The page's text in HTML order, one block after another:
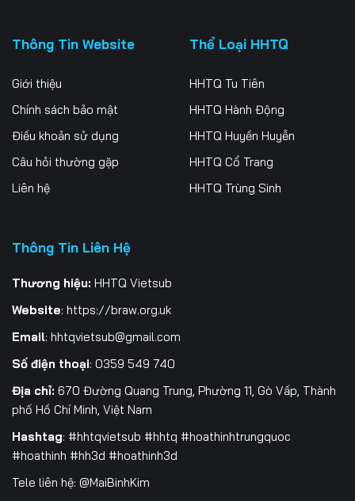
Thông Tin Website
Giới thiệu
Chính sách bảo mật
Điều khoản sử dụng
Câu hỏi thường gặp
Liên hệ
Thể Loại HHTQ
HHTQ Tu Tiên
HHTQ Hành Động
HHTQ Huyền Huyễn
HHTQ Cổ Trang
HHTQ Trùng Sinh
Thông Tin Liên Hệ
Thương hiệu: HHTQ Vietsub
Website: https://braw.org.uk
Email: hhtqvietsub@gmail.com
Số điện thoại: 0359 549 740
Địa chỉ: 670 Đường Quang Trung, Phường 11, Gò Vấp, Thành
phố Hồ Chí Minh, Việt Nam
Hashtag: #hhtqvietsub #hhtq #hoathinhtrungquoc
#hoathinh #hh3d #hoathinh3d
Tele liên hệ: @MaiBinhKim